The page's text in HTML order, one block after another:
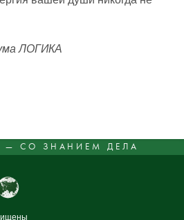
ЛОГИКА
— СО ЗНАНИЕМ ДЕЛА